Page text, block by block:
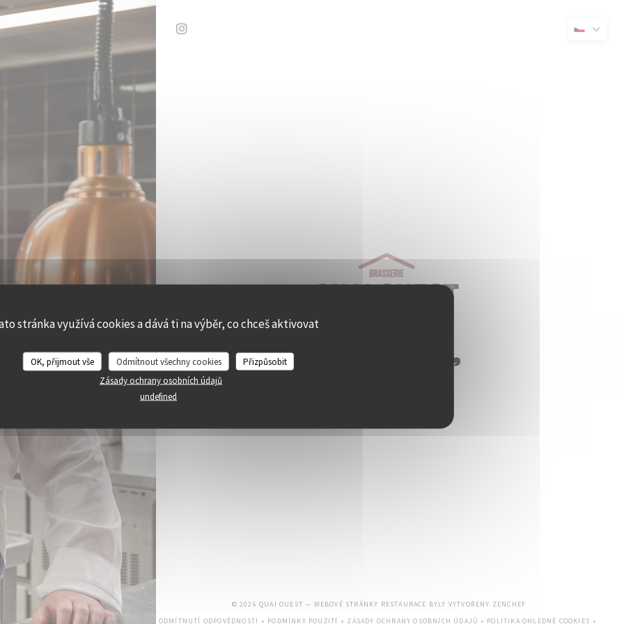
stránka využívá cookies a dává ti na výběr, co chceš aktivovat
OK, přijmout vše Odmítnout všechny cookies
Přizpůsobit
Zásady ochrany osobních údajů
undefined
Instagram ((otevře se v novém okně))
© 2026 QUAI OUEST — WEBOVÉ STRÁNKY RESTAURACE BYLY VYTVOŘENY ZENCHEF
ODMÍTNUTÍ ODPOVĚDNOSTI
PODMÍNKY POUŽITÍ
ZÁSADY OCHRANY OSOBNÍCH ÚDAJŮ
POLITIKA OHLEDNĚ COOKIES